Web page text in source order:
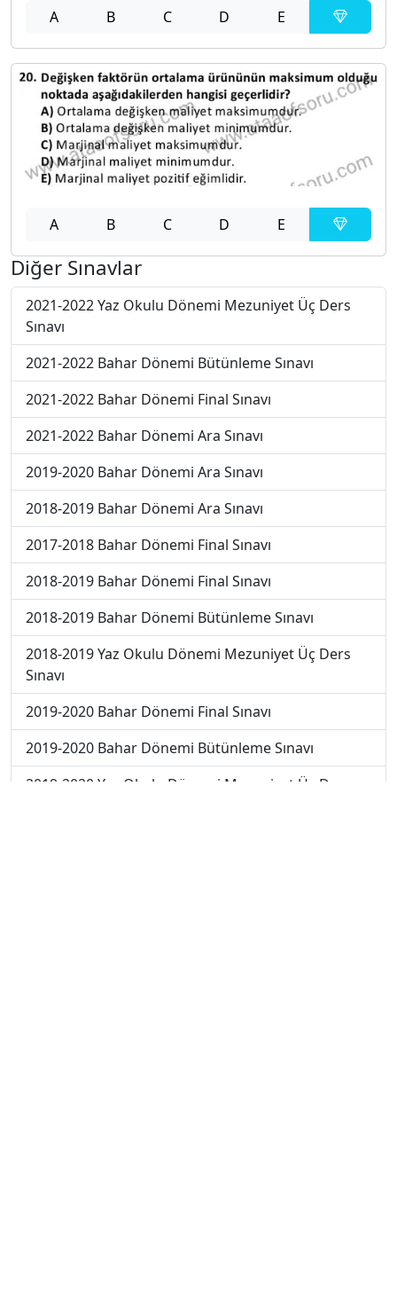
A B C D E
A B C D E
Diğer Sınavlar
2021-2022 Yaz Okulu Dönemi Mezuniyet Üç Ders
Sınavı
2021-2022 Bahar Dönemi Bütünleme Sınavı
2021-2022 Bahar Dönemi Final Sınavı
2021-2022 Bahar Dönemi Ara Sınavı
2019-2020 Bahar Dönemi Ara Sınavı
2018-2019 Bahar Dönemi Ara Sınavı
2017-2018 Bahar Dönemi Final Sınavı
2018-2019 Bahar Dönemi Final Sınavı
2018-2019 Bahar Dönemi Bütünleme Sınavı
2018-2019 Yaz Okulu Dönemi Mezuniyet Üç Ders
Sınavı
2019-2020 Bahar Dönemi Final Sınavı
2019-2020 Bahar Dönemi Bütünleme Sınavı
2019-2020 Yaz Okulu Dönemi Mezuniyet Üç Ders